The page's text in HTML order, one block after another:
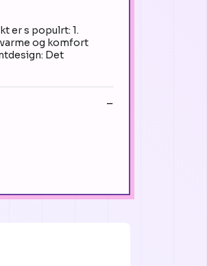
er s populrt: 1.
og komfort
Det